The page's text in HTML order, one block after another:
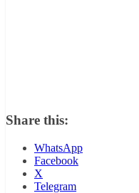
Share this:
WhatsApp
Facebook
X
Telegram